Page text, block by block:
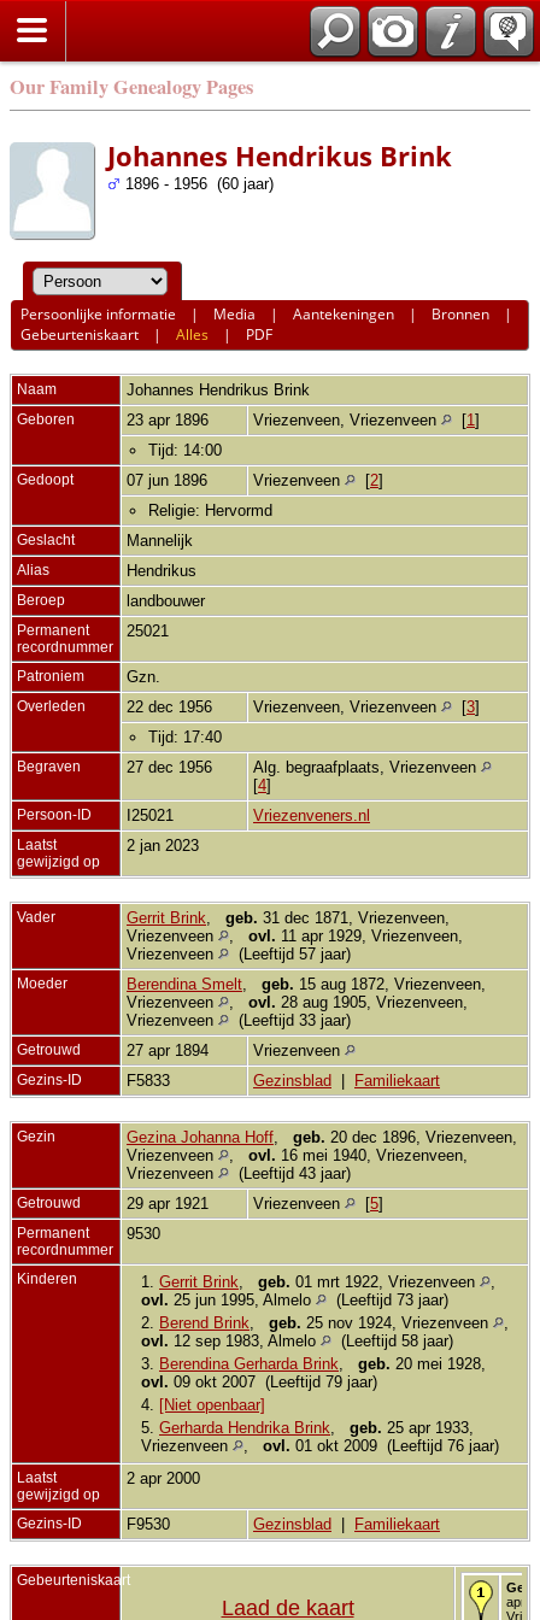
Our Family Genealogy Pages
Johannes Hendrikus Brink
1896 - 1956 (60 jaar)
Persoonlijke informatie | Media |Aantekeningen | Bronnen |
Gebeurteniskaart |Alles | PDF
Naam Johannes Hendrikus Brink
Geboren 23 apr 1896 Vriezenveen, Vriezenveen [1 ]
Tijd: 14:00
Gedoopt 07 jun 1896 Vriezenveen [2]
Religie: Hervormd
Geslacht Mannelijk
Alias Hendrikus
Beroep landbouwer
Permanent
recordnummer
25021
Patroniem Gzn.
Overleden 22 dec 1956 Vriezenveen, Vriezenveen [3]
Tijd: 17:40
Begraven 27 dec 1956
Alg. begraafplaats, Vriezenveen
[4]
Persoon-ID I25021 Vriezenveners.nl
Laatst
gewijzigd op
2 jan 2023
Vader Gerrit Brink geb. 31 dec 1871, Vriezenveen,
Vriezenveen
ovl. 11 apr 1929, Vriezenveen,
Vriezenveen
(Leeftijd 57 jaar)
Moeder Berendina Smelt geb. 15 aug 1872, Vriezenveen,
Vriezenveen
ovl. 28 aug 1905, Vriezenveen,
Vriezenveen
(Leeftijd 33 jaar)
Getrouwd 27 apr 1894 Vriezenveen
Gezins-ID F5833 Gezinsblad Familiekaart
Gezin Gezina Johanna Hoff geb. 20 dec 1896, Vriezenveen,
Vriezenveen
ovl. 16 mei 1940, Vriezenveen,
Vriezenveen
(Leeftijd 43 jaar)
Getrouwd 29 apr 1921 Vriezenveen [5]
Permanent
recordnummer
9530
Kinderen 1. Gerrit Brink geb. 01 mrt 1922, Vriezenveen
ovl. 25 jun 1995, Almelo
(Leeftijd 73 jaar)
2.
Berend Brink geb. 25 nov 1924, Vriezenveen
ovl. 12 sep 1983, Almelo
(Leeftijd 58 jaar)
3.
Berendina Gerharda Brink geb. 20 mei 1928,
ovl. 09 okt 2007 (Leeftijd 79 jaar)
4.
[Niet openbaar]
5. Gerharda Hendrika Brink geb. 25 apr 1933,
Vriezenveen
ovl. 01 okt 2009 (Leeftijd 76 jaar)
Laatst
gewijzigd op
2 apr 2000
Gezins-ID F9530 Gezinsblad Familiekaart
Gebeurteniskaart
Laad de kaart
apr